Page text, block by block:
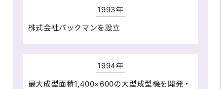
1993年
株式会社パックマンを設立
1994年
最大成型面積1,400×600の大型成型機を開発・